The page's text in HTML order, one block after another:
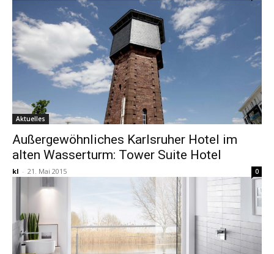
Aktuelles
Außergewöhnliches Karlsruher Hotel im
alten Wasserturm: Tower Suite Hotel
kl - 21. Mai 2015 0